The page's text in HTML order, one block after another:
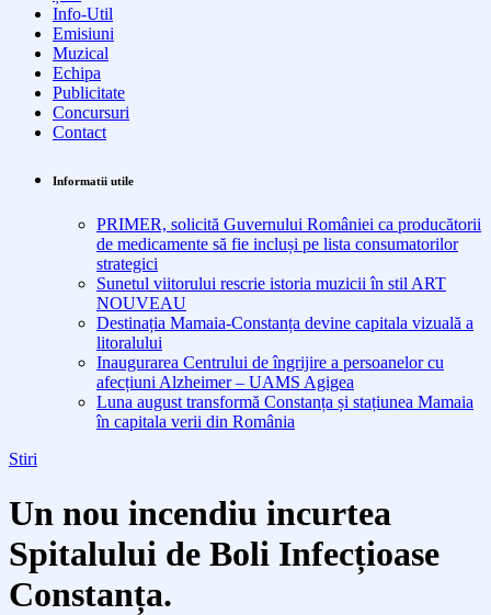
Info-Util
Emisiuni
Muzical
Echipa
Publicitate
Concursuri
Contact
Informatii utile
PRIMER, solicită Guvernului României ca producătorii
de medicamente să fie incluși pe lista consumatorilor
strategici
Sunetul viitorului rescrie istoria muzicii în stil ART
NOUVEAU
Destinația Mamaia-Constanța devine capitala vizuală a
litoralului
Inaugurarea Centrului de îngrijire a persoanelor cu
afecțiuni Alzheimer – UAMS Agigea
Luna august transformă Constanța și stațiunea Mamaia
în capitala verii din România
Stiri
Un nou incendiu incurtea
Spitalului de Boli Infecțioase
Constanța.